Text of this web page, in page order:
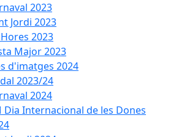
2023
Jordi 2023
2023
Major 2023
d'imatges 2024
2023/24
2024
Dia Internacional de les Dones